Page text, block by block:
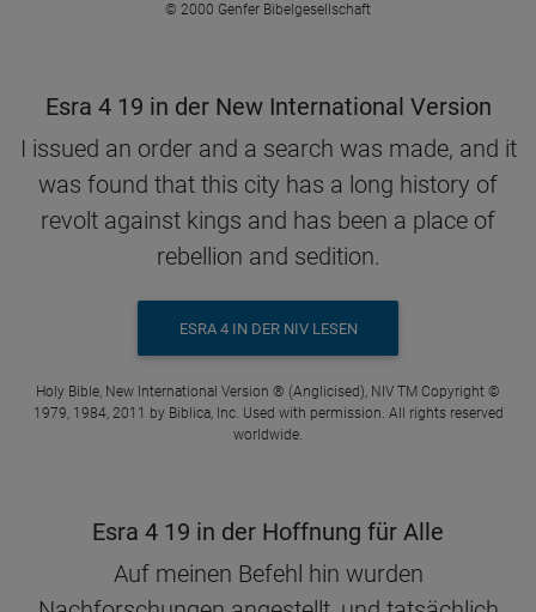
© 2000 Genfer Bibelgesellschaft
Esra 4 19 in der New International Version
I issued an order and a search was made, and it
was found that this city has a long history of
revolt against kings and has been a place of
rebellion and sedition.
ESRA 4 IN DER NIV LESEN
Holy Bible, New International Version ® (Anglicised), NIV TM Copyright ©
1979, 1984, 2011 by Biblica, Inc. Used with permission. All rights reserved
worldwide.
Esra 4 19 in der Hoffnung für Alle
Auf meinen Befehl hin wurden